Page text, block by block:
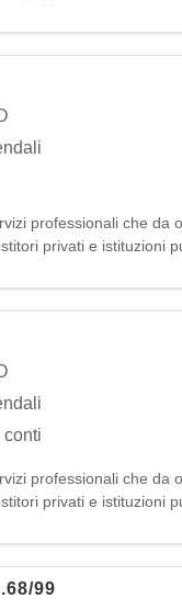
professionali che
privati e istituzioni
professionali che
privati e istituzioni
99